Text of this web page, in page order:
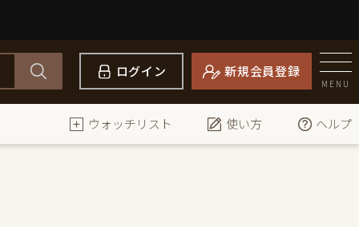
ログイン 新規会員登録
MENU
ウォッチリスト 使い方 ヘルプ